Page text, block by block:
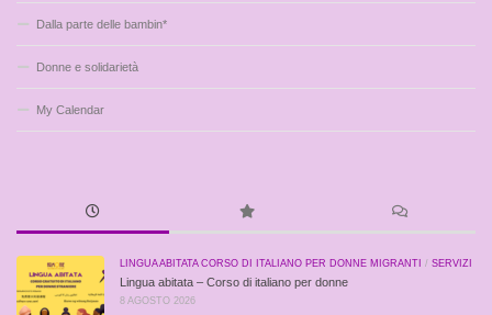
Dalla parte delle bambin*
Donne e solidarietà
My Calendar
LINGUA ABITATA CORSO DI ITALIANO PER DONNE MIGRANTI / SERVIZI
Lingua abitata – Corso di italiano per donne
8 AGOSTO 2026